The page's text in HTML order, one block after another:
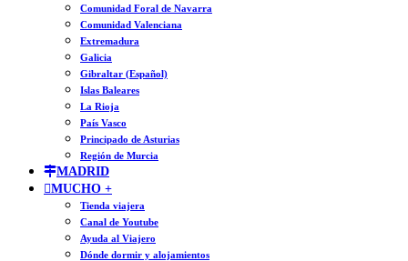
Comunidad Foral de Navarra
Comunidad Valenciana
Extremadura
Galicia
Gibraltar (Español)
Islas Baleares
La Rioja
País Vasco
Principado de Asturias
Región de Murcia
MADRID
MUCHO +
Tienda viajera
Canal de Youtube
Ayuda al Viajero
Dónde dormir y alojamientos